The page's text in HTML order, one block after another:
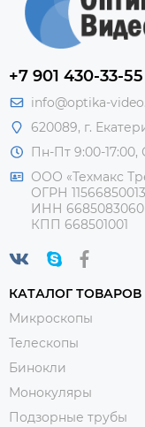
+7 901 430-33-55
info@optika-
620089, г.
Пн-Пт 9:00-
ООО «Техмакс
ОГРН
ИНН 6685083060
КПП 668501001
КАТАЛОГ ТОВАРОВ
Микроскопы
Телескопы
Бинокли
Монокуляры
Подзорные трубы